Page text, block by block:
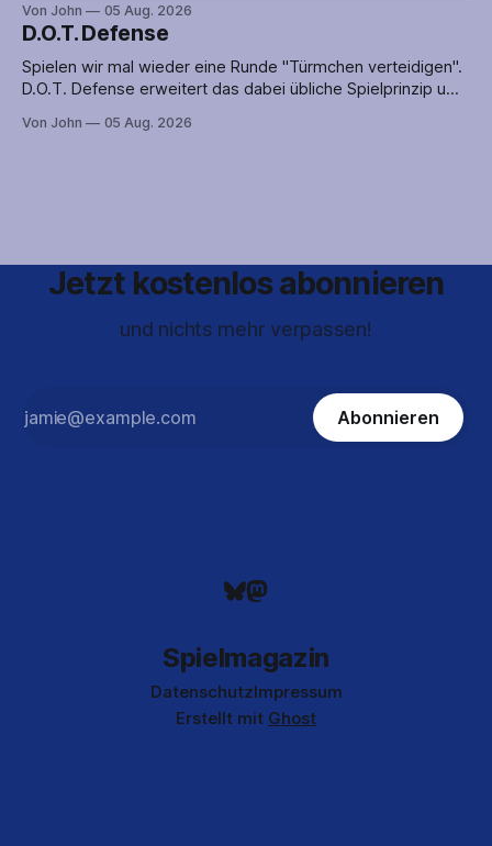
greifen auch aktiv in das Geschehen ein, indem wir unsere
Metzger-Ausbildung an den Feind bringen. Nun könnte aber
genau das dafür sorgen, dass die Verteidigung
Von John 05 Aug. 2026
D.O.T. Defense
Spielen wir mal wieder eine Runde "Türmchen verteidigen".
D.O.T. Defense erweitert das dabei übliche Spielprinzip um
gibt. So ist selten klar, aus welcher Richtung der Angriff auf
Von John 05 Aug. 2026
Jetzt kostenlos abonnieren
und nichts mehr verpassen!
Abonnieren
Spielmagazin
DatenschutzImpressum
Erstellt mit Ghost